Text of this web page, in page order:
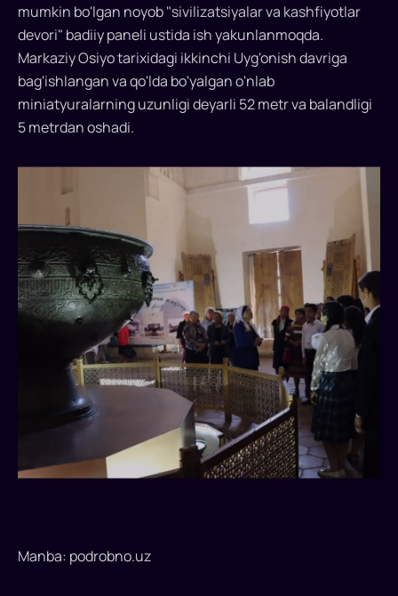
mumkin bo'lgan noyob "sivilizatsiyalar va kashfiyotlar
devori" badiiy paneli ustida ish yakunlanmoqda.
Markaziy Osiyo tarixidagi ikkinchi Uyg'onish davriga
bag'ishlangan va qo'lda bo'yalgan o'nlab
miniatyuralarning uzunligi deyarli 52 metr va balandligi
5 metrdan oshadi.
Manba: podrobno.uz